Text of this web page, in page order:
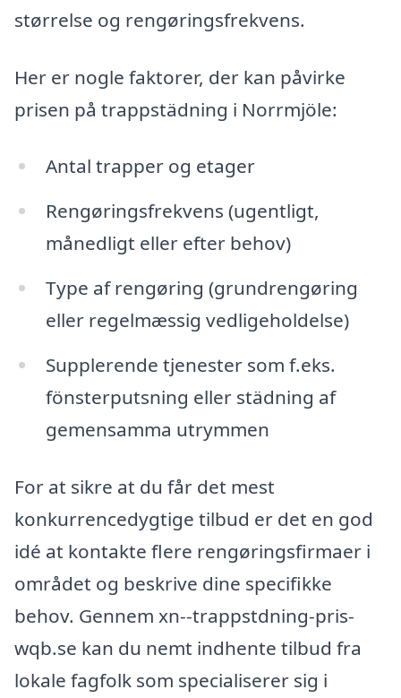
størrelse og rengøringsfrekvens.
Her er nogle faktorer, der kan påvirke
prisen på trappstädning i Norrmjöle:
Antal trapper og etager
Rengøringsfrekvens (ugentligt,
månedligt eller efter behov)
Type af rengøring (grundrengøring
eller regelmæssig vedligeholdelse)
Supplerende tjenester som f.eks.
fönsterputsning eller städning af
gemensamma utrymmen
For at sikre at du får det mest
konkurrencedygtige tilbud er det en god
idé at kontakte flere rengøringsfirmaer i
området og beskrive dine specifikke
behov. Gennem xn--trappstdning-pris-
wqb.se kan du nemt indhente tilbud fra
lokale fagfolk som specialiserer sig i